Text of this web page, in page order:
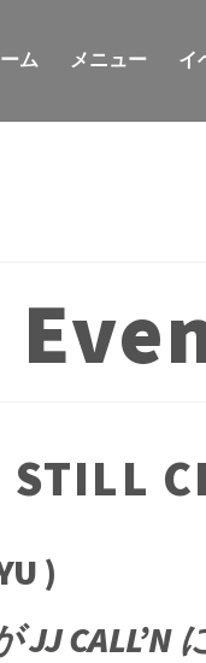
ム メニュー イ
)
CALL’N